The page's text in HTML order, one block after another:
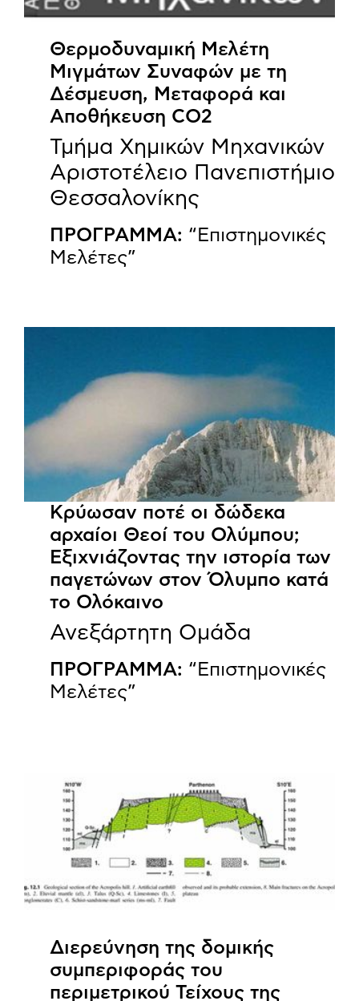
Θερμοδυναμική Μελέτη
Μιγμάτων Συναφών με τη
Δέσμευση, Μεταφορά και
Αποθήκευση CO2
Τμήμα Χημικών Μηχανικών
Αριστοτέλειο Πανεπιστήμιο
Θεσσαλονίκης
ΠΡΟΓΡΑΜΜΑ: “Επιστημονικές
Μελέτες”
Κρύωσαν ποτέ οι δώδεκα
αρχαίοι Θεοί του Ολύμπου;
Εξιχνιάζοντας την ιστορία των
παγετώνων στον Όλυμπο κατά
το Ολόκαινο
Ανεξάρτητη Ομάδα
ΠΡΟΓΡΑΜΜΑ: “Επιστημονικές
Μελέτες”
Διερεύνηση της δομικής
συμπεριφοράς του
περιμετρικού Τείχους της